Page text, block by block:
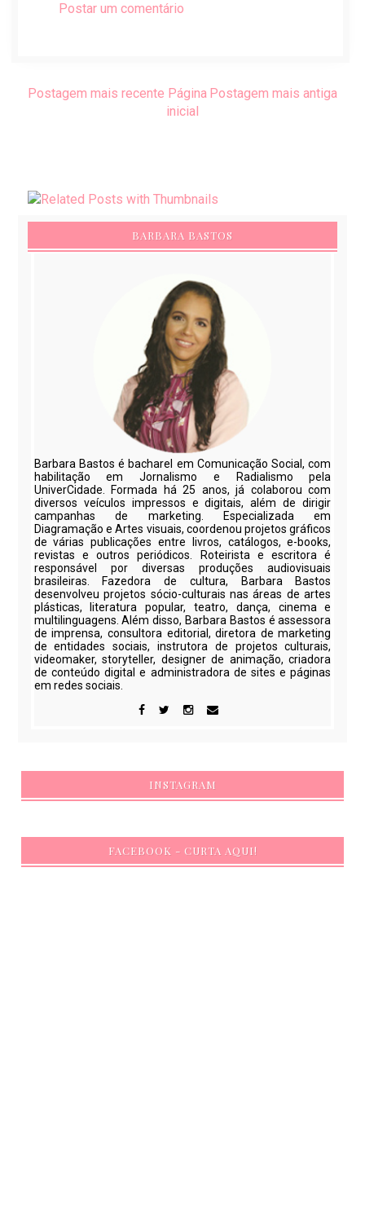
Postar um comentário
Postagem mais recente Postagem mais antiga
Página
inicial
BARBARA BASTOS
Barbara Bastos é bacharel em Comunicação Social, com
habilitação em Jornalismo e Radialismo pela
UniverCidade. Formada há 25 anos, já colaborou com
diversos veículos impressos e digitais, além de dirigir
campanhas de marketing. Especializada em
Diagramação e Artes visuais, coordenou projetos gráficos
de várias publicações entre livros, catálogos, e-books,
revistas e outros periódicos. Roteirista e escritora é
responsável por diversas produções audiovisuais
brasileiras. Fazedora de cultura, Barbara Bastos
desenvolveu projetos sócio-culturais nas áreas de artes
plásticas, literatura popular, teatro, dança, cinema e
multilinguagens. Além disso, Barbara Bastos é assessora
de imprensa, consultora editorial, diretora de marketing
de entidades sociais, instrutora de projetos culturais,
videomaker, storyteller, designer de animação, criadora
de conteúdo digital e administradora de sites e páginas
em redes sociais.
INSTAGRAM
FACEBOOK - CURTA AQUI!